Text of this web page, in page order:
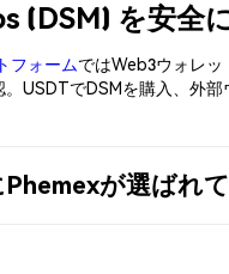
(DSM) を安全
フォームではWeb3ウォレッ
USDTでDSMを購入、外
が選ばれ